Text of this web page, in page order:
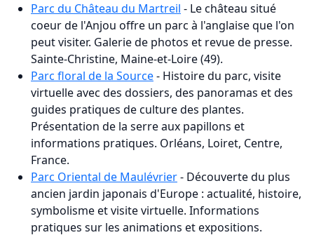
Parc du Château du Martreil - Le château situé
coeur de l'Anjou offre un parc à l'anglaise que l'on
peut visiter. Galerie de photos et revue de presse.
Sainte-Christine, Maine-et-Loire (49).
Parc floral de la Source- Histoire du parc, visite
virtuelle avec des dossiers, des panoramas et des
guides pratiques de culture des plantes.
Présentation de la serre aux papillons et
informations pratiques. Orléans, Loiret, Centre,
France.
Parc Oriental de Maulévrier- Découverte du plus
ancien jardin japonais d'Europe : actualité, histoire,
symbolisme et visite virtuelle. Informations
pratiques sur les animations et expositions.